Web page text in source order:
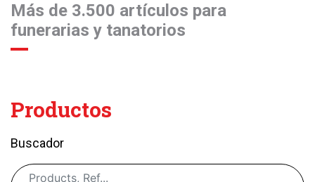
Más de 3.500 artículos para
funerarias y tanatorios
Productos
Buscador